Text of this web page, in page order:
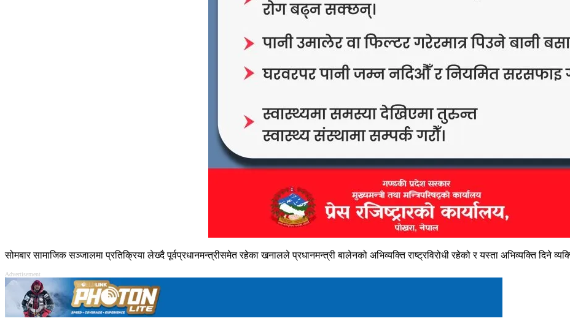
सोमबार सामाजिक सञ्जालमा प्रतिक्रिया लेख्दै पूर्वप्रधानमन्त्रीसमेत रहेका खनालले प्रधानमन्त्री बालेनको अभिव्यक्ति राष्ट्रविरोधी रहेको र यस्ता अभिव्यक्ति दिने
Advertisement